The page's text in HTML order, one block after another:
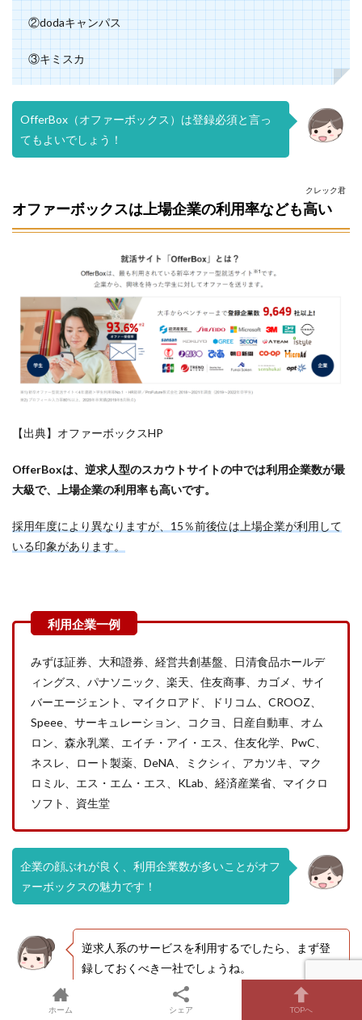
②dodaキャンパス
③キミスカ
クレック君
OfferBox（オファーボックス）は登録必須と言っ
てもよいでしょう！
オファーボックスは上場企業の利用率なども高い
【出典】オファーボックスHP
OfferBoxは、逆求人型のスカウトサイトの中では利用企業数が最
大級で、上場企業の利用率も高いです。
採用年度により異なりますが、15％前後位は上場企業が利用して
いる印象があります。
みずほ証券、大和證券、経営共創基盤、日清食品ホールデ
ィングス、パナソニック、楽天、住友商事、カゴメ、サイ
バーエージェント、マイクロアド、ドリコム、CROOZ、
Speee、サーキュレーション、コクヨ、日産自動車、オム
ロン、森永乳業、エイチ・アイ・エス、住友化学、PwC、
ネスレ、ロート製薬、DeNA、ミクシィ、アカツキ、マク
ロミル、エス・エム・エス、KLab、経済産業省、マイクロ
ソフト、資生堂
企業の顔ぶれが良く、利用企業数が多いことがオフ
ァーボックスの魅力です！
キャリアちゃ
逆求人系のサービスを利用するでしたら、まず登
録しておくべき一社でしょうね。
ホーム シェア TOPへ